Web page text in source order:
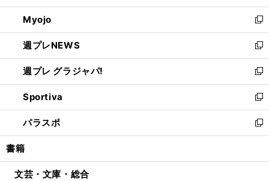
開
く
ウ
で
開
く
ン
ド
ウ
で
開
く
ウ
ィ
ン
ド
ウ
で
開
く
Myojo
新
し
い
ウ
ィ
ン
ド
ウ
で
開
週プレNEWS
新
し
い
ウ
ィ
ン
ド
ウ
開
週プレ グラジャパ!
新
し
い
ウ
ィ
ン
ウ
Sportiva
新
し
い
ウ
ン
パラスポ
新
し
ウ
書籍
文芸・文庫・総合